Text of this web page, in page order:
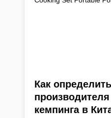
Как
кемпинга в